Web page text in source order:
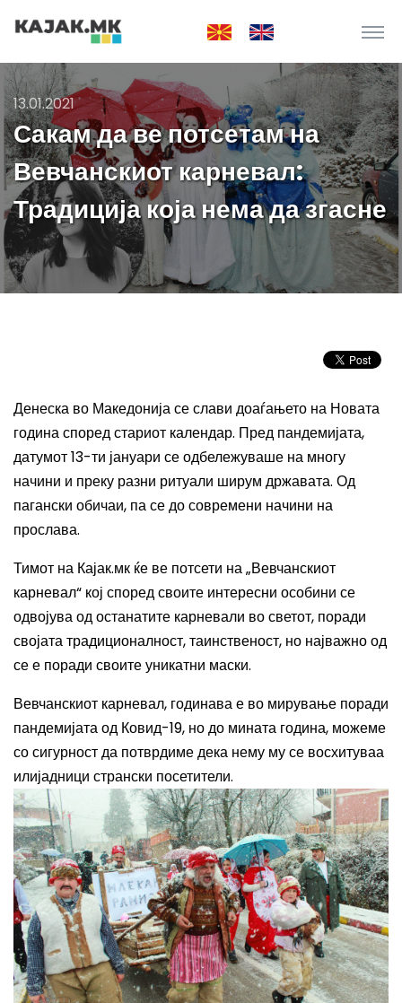
13.01.2021
Сакам да ве потсетам на
Вевчанскиот карневал:
Традиција која нема да згасне
Денеска во Македонија се слави доаѓањето на Новата
година според стариот календар. Пред пандемијата,
датумот 13-ти јануари се одбележуваше на многу
начини и преку разни ритуали ширум државата. Од
пагански обичаи, па се до современи начини на
прослава.
Тимот на Кајак.мк ќе ве потсети на „Вевчанскиот
карневал“ кој според своите интересни особини се
одвојува од останатите карневали во светот, поради
својата традиционалност, таинственост, но најважно од
се е поради своите уникатни маски.
Вевчанскиот карневал, годинава е во мирување поради
пандемијата од Ковид-19, но до мината година, можеме
со сигурност да потврдиме дека нему му се восхитуваа
илијадници странски посетители.